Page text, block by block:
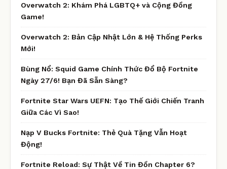
Overwatch 2: Khám Phá LGBTQ+ và Cộng Đồng
Game!
Overwatch 2: Bản Cập Nhật Lớn & Hệ Thống Perks
Mới!
Bùng Nổ: Squid Game Chính Thức Đổ Bộ Fortnite
Ngày 27/6! Bạn Đã Sẵn Sàng?
Fortnite Star Wars UEFN: Tạo Thế Giới Chiến Tranh
Giữa Các Vì Sao!
Nạp V Bucks Fortnite: Thẻ Quà Tặng Vẫn Hoạt
Động!
Fortnite Reload: Sự Thật Về Tin Đồn Chapter 6?